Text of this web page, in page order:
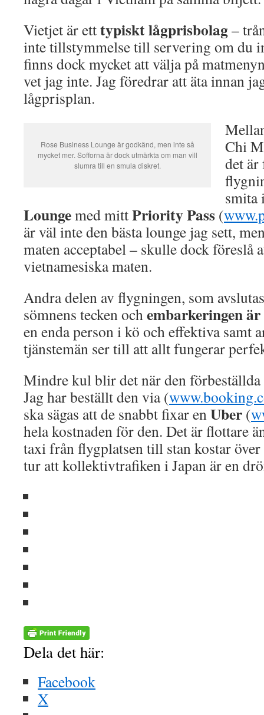
Vietjet är etttypiskt lågprisbolag–
inte tillstymmelse till servering om du
finns dock mycket att välja på
vet jag inte. Jag föredrar att äta innan
lågprisplan.
Rose Business Lounge är godkänd, men inte så
mycket mer. Sofforna är dock utmärkta om man vill
slumra till en smula diskret.
Chi
det
smita
Loungemed mittPriority Pass (
är väl inte den bästa lounge jag sett,
maten acceptabel – skulle dock
vietnamesiska maten.
Andra delen av flygningen, som
sömnens tecken ochembarkeringen
en enda person i kö och effektiva samt
tjänstemän ser till att allt fungerar
Mindre kul blir det när den
Jag har beställt den via (
ska sägas att de snabbt fixar enUber (
hela kostnaden för den. Det är flottare
taxi från flygplatsen till stan kostar
tur att kollektivtrafiken i Japan är en
Dela det här:
Facebook
X